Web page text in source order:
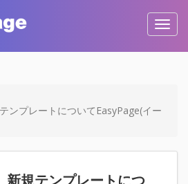
ンプレートについてEasyPage(イー
新規テンプレートにつ